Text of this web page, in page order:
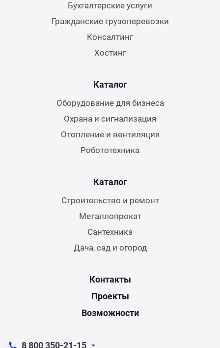
Бухгалтерские услуги
Гражданские грузоперевозки
Консалтинг
Хостинг
Каталог
Оборудование для бизнеса
Охрана и сигнализация
Отопление и вентиляция
Робототехника
Каталог
Строительство и ремонт
Металлопрокат
Сантехника
Дача, сад и огород
Контакты
Проекты
Возможности
8 800 350-21-15